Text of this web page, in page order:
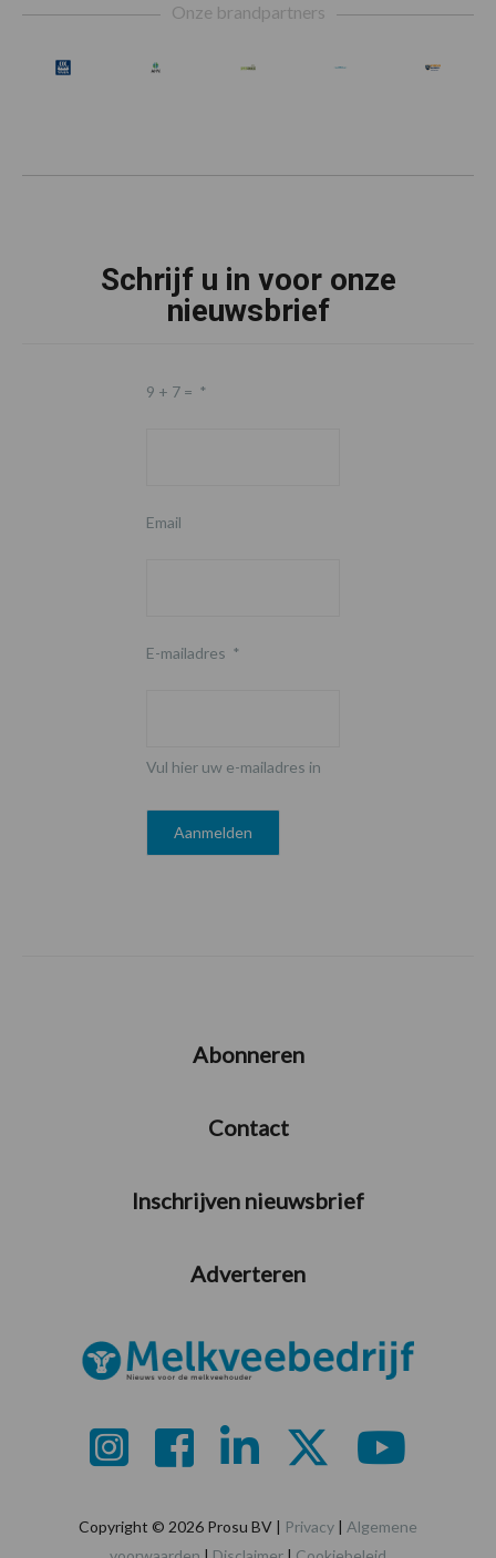
Onze brandpartners
Schrijf u in voor onze
nieuwsbrief
9 + 7 = *
Email
E-mailadres *
Vul hier uw e-mailadres in
Abonneren
Contact
Inschrijven nieuwsbrief
Adverteren
Copyright © 2026 Prosu BV | Privacy | Algemene